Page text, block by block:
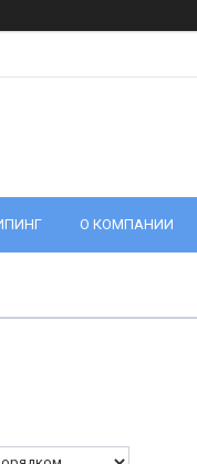
О КОМПАНИИ